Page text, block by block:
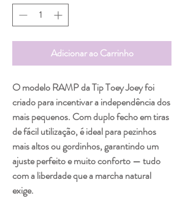
Adicionar ao Carrinho
O modelo RAMP da Tip Toey Joey foi
criado para incentivar a independência dos
mais pequenos. Com duplo fecho em tiras
de fácil utilização, é ideal para pezinhos
mais altos ou gordinhos, garantindo um
ajuste perfeito e muito conforto — tudo
com a liberdade que a marcha natural
exige.